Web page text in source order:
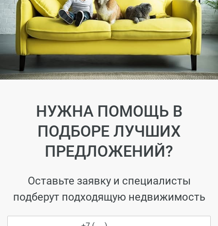
НУЖНА ПОМОЩЬ В
ПОДБОРЕ ЛУЧШИХ
ПРЕДЛОЖЕНИЙ?
Оставьте заявку и специалисты
подберут подходящую недвижимость